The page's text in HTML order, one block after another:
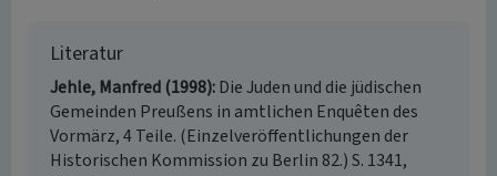
Literatur
Jehle, Manfred (1998) Die Juden und die jüdischen
Gemeinden Preußens in amtlichen Enquêten des
Vormärz, 4 Teile. (Einzelveröffentlichungen der
Historischen Kommission zu Berlin 82.) S. 1341,